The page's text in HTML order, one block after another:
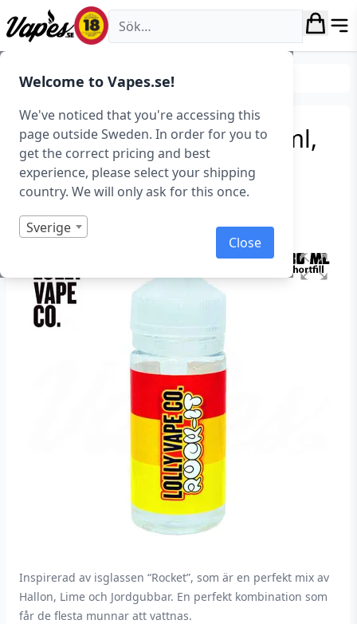
Welcome to Vapes.se!
We've noticed that you're accessing this
page outside Sweden. In order for you to
get the correct pricing and best
experience, please select your shipping
country. We will only ask for this once.
Sverige
Close
Vapes.se
E-juice Shortfills
Lolly Vape – Rock-It (80 ml,
Shortfill) – Utgått
Art.nr: 37938
Slut i lager
Inspirerad av isglassen “Rocket”, som är en perfekt mix av
Hallon, Lime och Jordgubbar. En perfekt kombination som
får de flesta munnar att vattnas.